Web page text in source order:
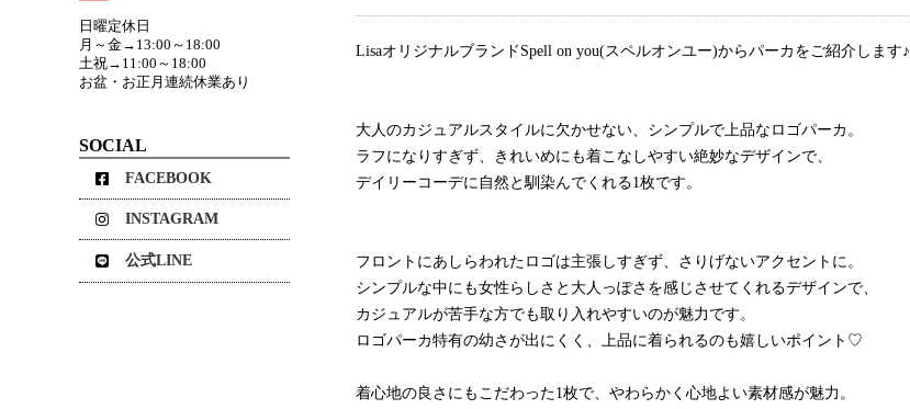
LisaオリジナルブランドSpell on you(スペルオンユー)からパーカをご紹介します♪
大人のカジュアルスタイルに欠かせない、シンプルで上品なロゴパーカ。
ラフになりすぎず、きれいめにも着こなしやすい絶妙なデザインで、
デイリーコーデに自然と馴染んでくれる1枚です。
フロントにあしらわれたロゴは主張しすぎず、さりげないアクセントに。
シンプルな中にも女性らしさと大人っぽさを感じさせてくれるデザインで、
カジュアルが苦手な方でも取り入れやすいのが魅力です。
ロゴパーカ特有の幼さが出にくく、上品に着られるのも嬉しいポイント♡
着心地の良さにもこだわった1枚で、やわらかく心地よい素材感が魅力。
日曜定休日
月～金→13:00～18:00
土祝→11:00～18:00
お盆・お正月連続休業あり
SOCIAL
FACEBOOK
INSTAGRAM
公式LINE